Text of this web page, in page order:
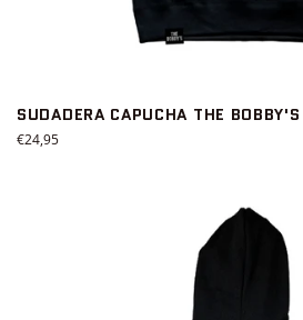
SUDADERA CAPUCHA THE
Precio
€24,95